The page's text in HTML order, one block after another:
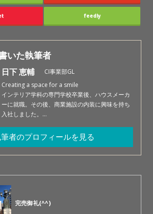
feedly
いた執筆者
日下 恵輔
CI事業部GL
Creating a space for a smile
インテリア学科の専門学校卒業後、ハウスメーカ
ーに就職。その後、商業施設の内装に興味を持ち
入社しました。…
者のプロフィールを見る
完売御礼(^^)